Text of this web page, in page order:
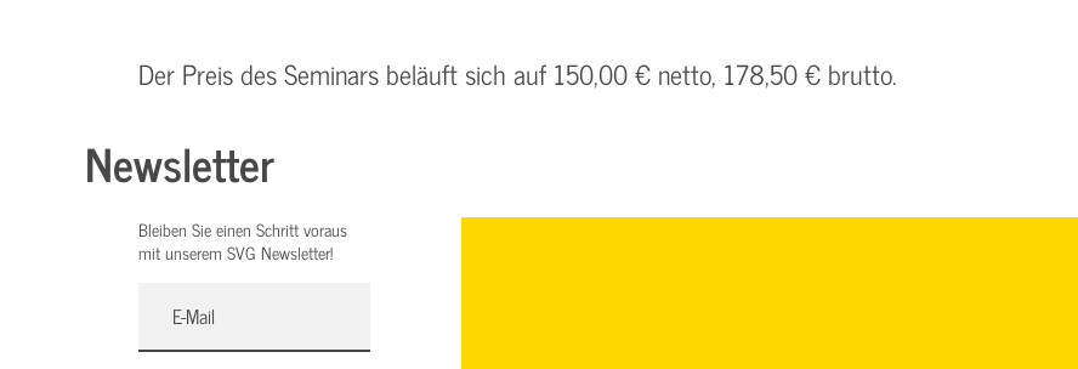
Der Preis des Seminars beläuft sich auf 150,00 € netto, 178,50 € brutto.
Newsletter
Bleiben Sie einen Schritt voraus
mit unserem SVG Newsletter!